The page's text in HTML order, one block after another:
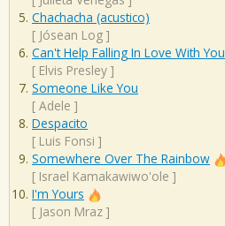
Chachacha (acustico)
[ Jósean Log ]
Can't Help Falling In Love With You
[ Elvis Presley ]
Someone Like You
[ Adele ]
Despacito
[ Luis Fonsi ]
Somewhere Over The Rainbow
[ Israel Kamakawiwo'ole ]
I'm Yours
[ Jason Mraz ]